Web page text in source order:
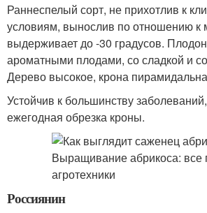
Раннеспелый сорт, не прихотлив к
условиям, вынослив по отношению к
выдерживает до -30 градусов.
ароматными плодами, со сладкой и
Дерево высокое, крона
Устойчив к большинству
ежегодная обрезка кроны.
Россиянин